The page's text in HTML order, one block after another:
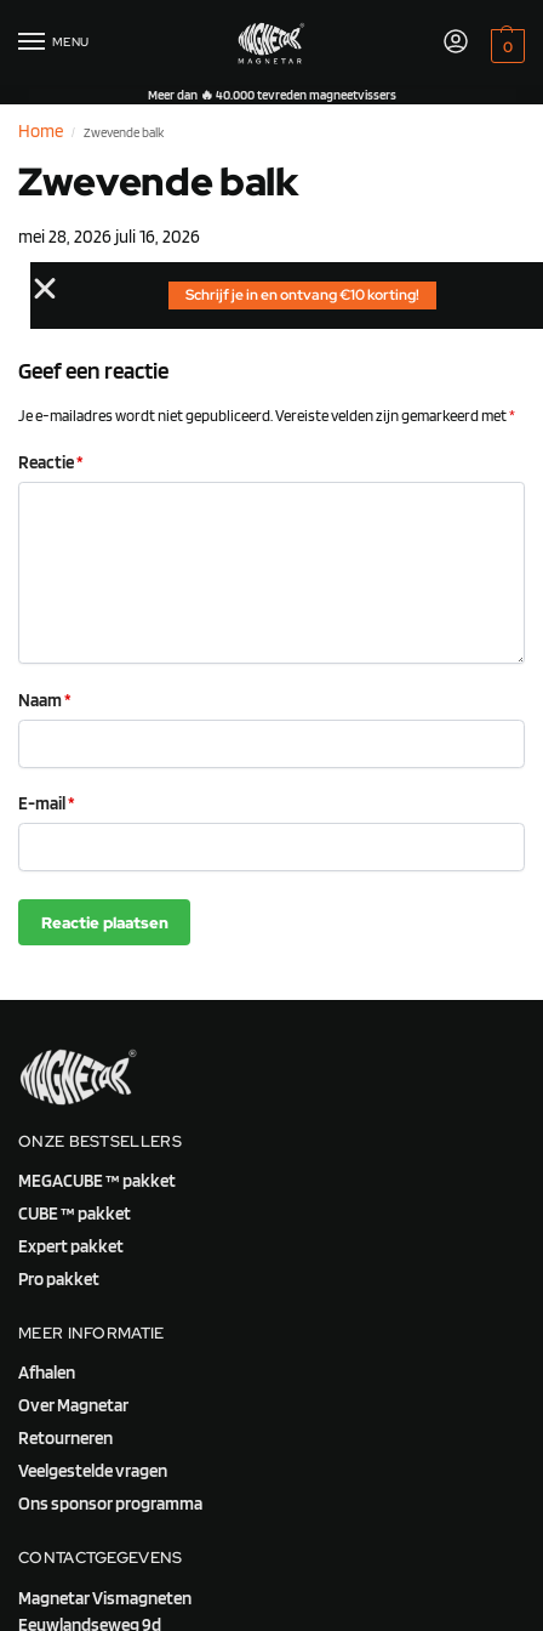
MENU 0
Meer dan 🔥 40.000 tevreden magneetvissers
Home / Zwevende balk
Zwevende balk
mei 28, 2026 juli 16, 2026
Schrijf je in en ontvang €10 korting!
Geef een reactie
Je e-mailadres wordt niet gepubliceerd. Vereiste velden zijn gemarkeerd met*
Reactie*
Naam*
E-mail*
ONZE BESTSELLERS
MEGACUBE ™ pakket
CUBE ™ pakket
Expert pakket
Pro pakket
MEER INFORMATIE
Afhalen
Over Magnetar
Retourneren
Veelgestelde vragen
Ons sponsor programma
CONTACTGEGEVENS
Magnetar Vismagneten
Eeuwlandseweg 9d